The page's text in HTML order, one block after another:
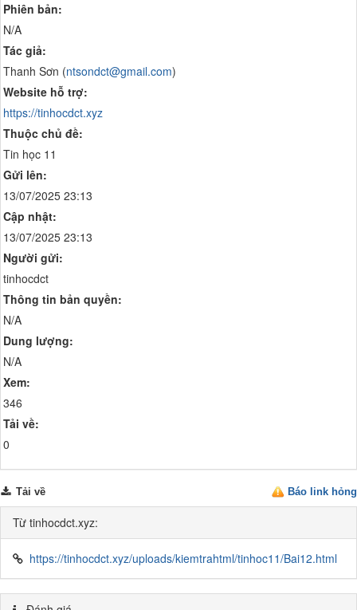
Phiên bản:
N/A
Tác giả:
Thanh Sơn (ntsondct@gmail.com)
Website hỗ trợ:
https://tinhocdct.xyz
Thuộc chủ đề:
Tin học 11
Gửi lên:
13/07/2025 23:13
Cập nhật:
13/07/2025 23:13
Người gửi:
tinhocdct
Thông tin bản quyền:
N/A
Dung lượng:
N/A
Xem:
346
Tải về:
0
Báo link hỏng
Tải về
Từ tinhocdct.xyz:
https://tinhocdct.xyz/uploads/kiemtrahtml/tinhoc11/Bai12.html